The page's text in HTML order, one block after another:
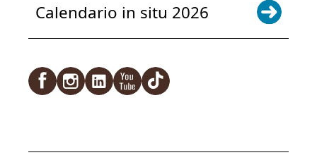
Calendario in situ 2026